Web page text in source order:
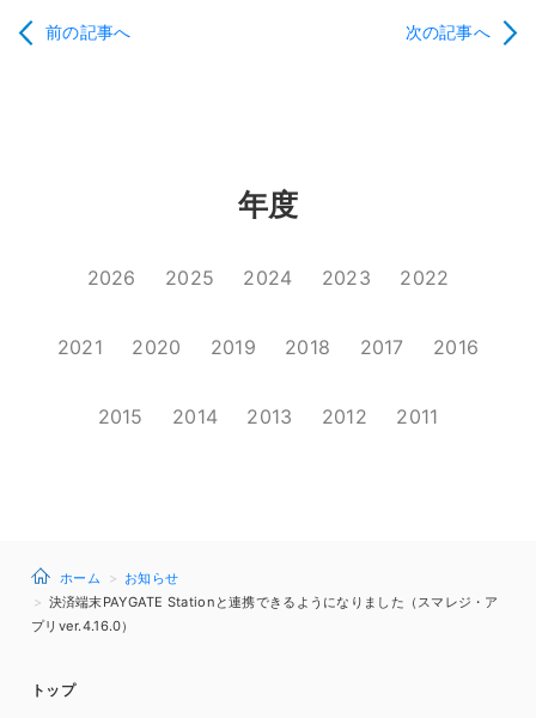
前の記事へ 次の記事へ
年度
2026 2025 2024 2023 2022
2021 2020 2019 2018 2017 2016
2015 2014 2013 2012 2011
ホーム
お知らせ
決済端末PAYGATE Stationと連携できるようになりました（スマレジ・ア
プリver.4.16.0）
トップ